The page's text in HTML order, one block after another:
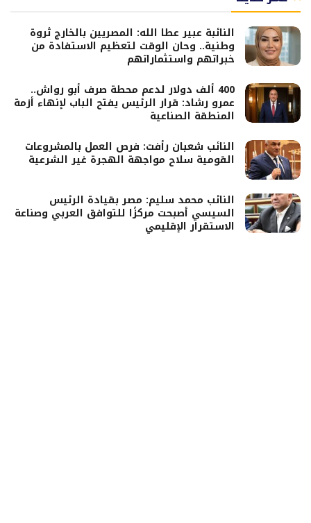
النائبة عبير عطا الله: المصريين بالخارج ثروة
وطنية.. وحان الوقت لتعظيم الاستفادة من
خبراتهم واستثماراتهم
400 ألف دولار لدعم محطة صرف أبو رواش..
عمرو رشاد: قرار الرئيس يفتح الباب لإنهاء أزمة
المنطقة الصناعية
النائب شعبان رأفت: فرص العمل بالمشروعات
القومية سلاح مواجهة الهجرة غير الشرعية
النائب محمد سليم: مصر بقيادة الرئيس
السيسي أصبحت مركزًا للتوافق العربي وصناعة
الاستقرار الإقليمي